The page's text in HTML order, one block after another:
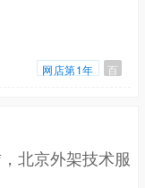
网店第1年 百
北京外架技术服